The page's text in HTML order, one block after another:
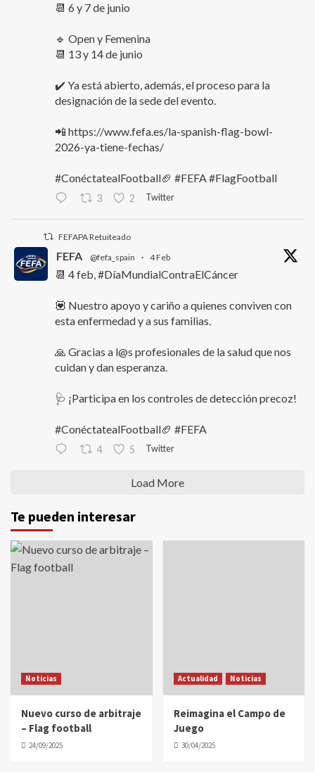
📆 6 y 7 de junio
🔹 Open y Femenina
📆 13 y 14 de junio
✔️ Ya está abierto, además, el proceso para la
designación de la sede del evento.
📲 https://www.fefa.es/la-spanish-flag-bowl-
2026-ya-tiene-fechas/
#ConéctatealFootball🏈 #FEFA #FlagFootball
3 2 Twitter
FEFAPA Retuiteado
FEFA @fefa_spain · 4 Feb
📆 4 feb, #DíaMundialContraElCáncer
💟 Nuestro apoyo y cariño a quienes conviven con
esta enfermedad y a sus familias.
🙏 Gracias a l@s profesionales de la salud que nos
cuidan y dan esperanza.
🩺 ¡Participa en los controles de detección precoz!
#ConéctatealFootball🏈 #FEFA
4 5 Twitter
Load More
Te pueden interesar
Noticias
Nuevo curso de arbitraje
– Flag football
24/09/2025
Actualidad Noticias
Reimagina el Campo de
Juego
30/04/2025